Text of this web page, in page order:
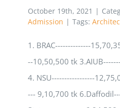
October 19th, 2021 |
Admission | Tags:
1. BRAC--------------
--10,50,500 tk
4. NSU-----------------
--- 9,10,700 tk